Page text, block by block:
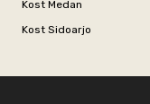
Kost Medan
Kost Sidoarjo